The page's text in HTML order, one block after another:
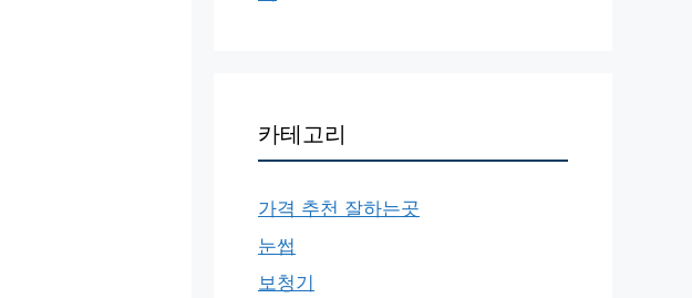
카테고리
가격 추천 잘하는곳
눈썹
보청기